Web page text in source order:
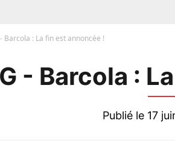
- Barcola : La fin est annoncée !
- Barcola :
Publié le 17